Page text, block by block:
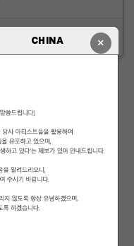
×
CHINA
ID/PW 찾기| 회원가입